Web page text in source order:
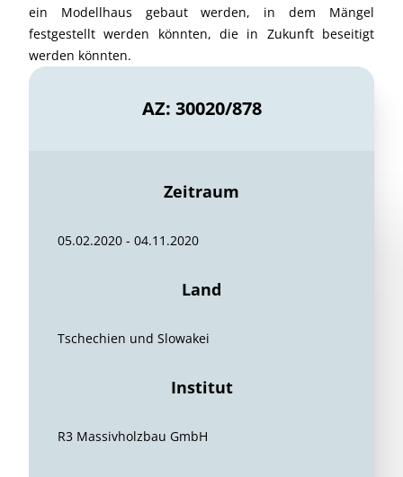
ein Modellhaus gebaut werden, in dem Mängel
festgestellt werden könnten, die in Zukunft beseitigt
werden könnten.
AZ: 30020/878
Zeitraum
05.02.2020 - 04.11.2020
Land
Tschechien und Slowakei
Institut
R3 Massivholzbau GmbH